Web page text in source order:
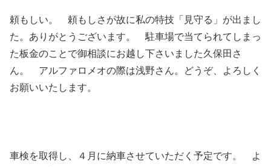
頼もしい。 頼もしさが故に私の特技「見守る」が出まし
た。ありがとうございます。 駐車場で当てられてしまっ
た板金のことで御相談にお越し下さいました久保田さ
ん。 アルファロメオの際は浅野さん。どうぞ、よろしく
お願いいたします。
車検を取得し、４月に納車させていただく予定です。 よ